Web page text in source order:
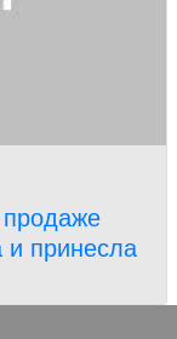
и принесла